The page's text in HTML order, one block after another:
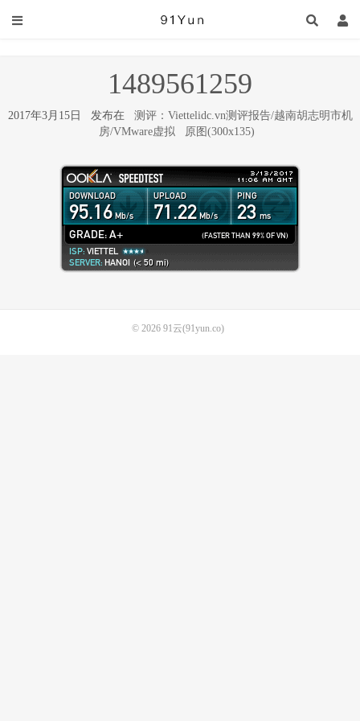
1489561259
2017年3月15日 发布在 测评：Viettelidc.vn测评报告/越南胡志明市机
房/VMware虚拟
原图(300x135)
© 2026 91云(91yun.co)